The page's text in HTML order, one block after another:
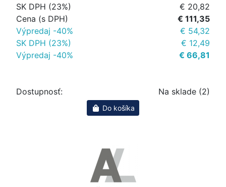
SK DPH (23%)
€ 20,82
Cena (s DPH)
€ 111,35
Výpredaj -40%
€ 54,32
SK DPH (23%)
€ 12,49
Výpredaj -40%
€ 66,81
Dostupnosť: Na sklade (2)
Do košíka